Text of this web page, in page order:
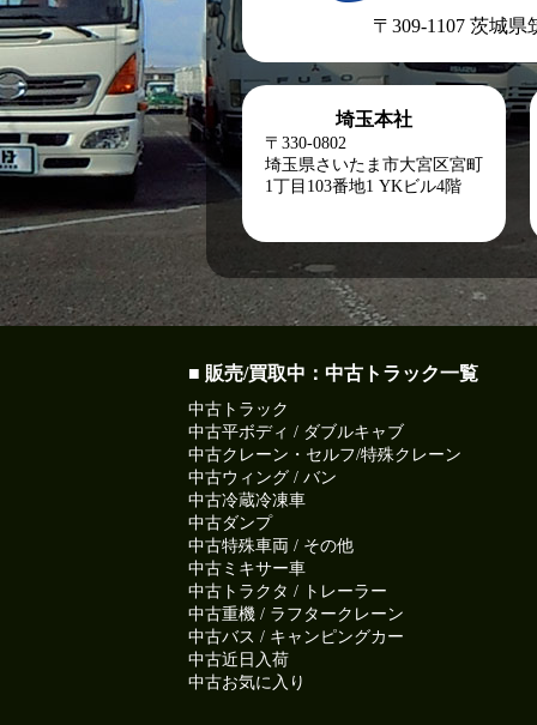
〒309-1107 茨城県
埼玉本社
〒330-0802
埼玉県さいたま市大宮区宮町
1丁目103番地1 YKビル4階
■ 販売/買取中：中古トラック一覧
中古トラック
中古平ボディ / ダブルキャブ
中古クレーン・セルフ/特殊クレーン
中古ウィング / バン
中古冷蔵冷凍車
中古ダンプ
中古特殊車両 / その他
中古ミキサー車
中古トラクタ / トレーラー
中古重機 / ラフタークレーン
中古バス / キャンピングカー
中古近日入荷
中古お気に入り